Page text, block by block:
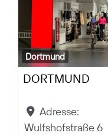
Dortmund
DORTMUND
Adresse:
Wulfshofstraße 6